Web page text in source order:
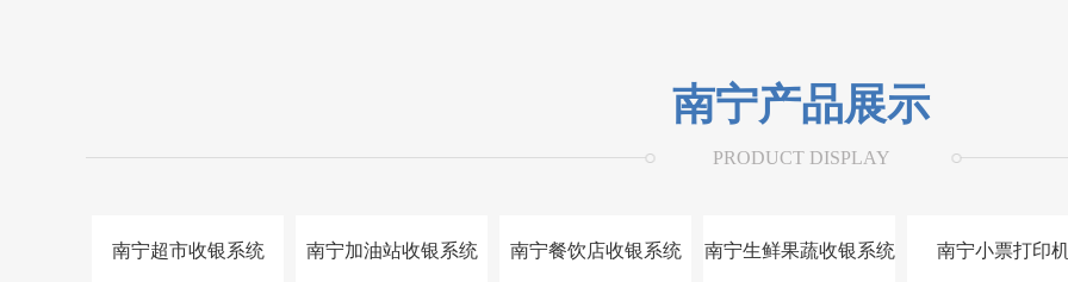
南宁产品展示
PRODUCT DISPLAY
南宁超市收银系统 南宁加油站收银系统 南宁餐饮店收银系统 南宁生鲜果蔬收银系统 南宁小票打印